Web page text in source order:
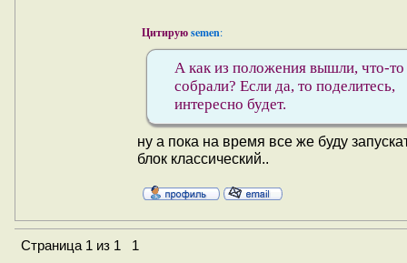
Цитируюsemen:
А как из положения вышли, что-то
собрали? Если да, то поделитесь,
интересно будет.
ну а пока на время все же буду
блок классический..
Страница 1 из 1 1